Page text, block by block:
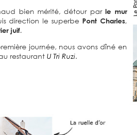
bien mérité, détour parle mur
direction le superbe Pont Charles,
juif.
journée, nous avons dîné en
restaurant U Tri Ruzi.